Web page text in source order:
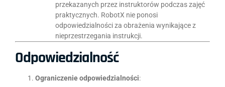
przekazanych przez instruktorów podczas zajęć
praktycznych. RobotX nie ponosi
odpowiedzialności za obrażenia wynikające z
nieprzestrzegania instrukcji.
Odpowiedzialność
Ograniczenie odpowiedzialności: